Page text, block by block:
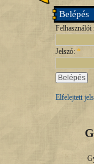
Belépés
Felhasználói
Jelszó: *
Elfelejtett
G